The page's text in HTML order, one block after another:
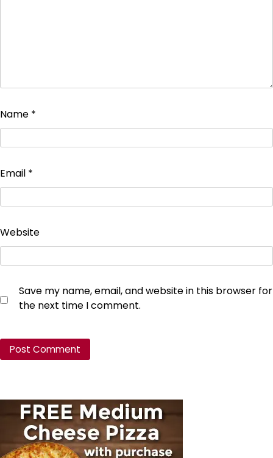
Name *
Email *
Website
Save my name, email, and website in this browser for
the next time I comment.